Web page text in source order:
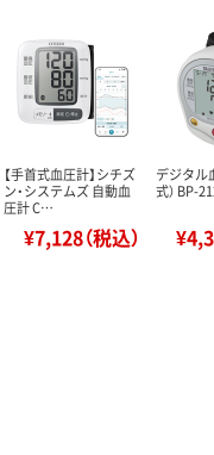
【手首式血圧計】シチズ
ン・システムズ 自動血
圧計 C…
¥7,128（税込）
デジタル
式） BP-